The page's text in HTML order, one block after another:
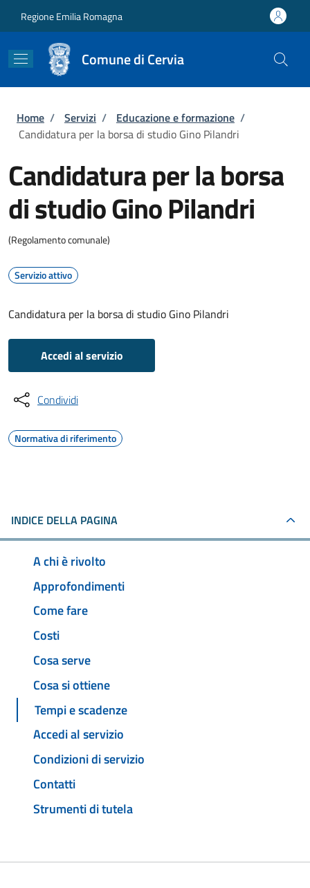
Regione Emilia Romagna
Comune di Cervia
Briciole di pane
Home / Servizi / Educazione e formazione /
Candidatura per la borsa di studio Gino Pilandri
Candidatura per la borsa
di studio Gino Pilandri
(Regolamento comunale)
Servizio attivo
Candidatura per la borsa di studio Gino Pilandri
Accedi al servizio
Condividi
Normativa di riferimento
INDICE DELLA PAGINA
A chi è rivolto
Approfondimenti
Come fare
Costi
Cosa serve
Cosa si ottiene
Tempi e scadenze
Accedi al servizio
Condizioni di servizio
Contatti
Strumenti di tutela